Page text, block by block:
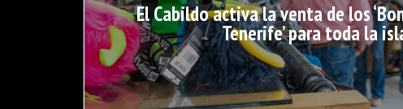
El Cabildo activa la venta de los
Tenerife’ para toda la